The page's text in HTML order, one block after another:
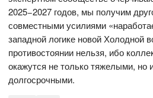
2025−2027 годов, мы получим
совместными усилиями
западной логике новой Холодной
противостоянии нельзя, ибо
окажутся не только тяжелыми, но
долгосрочными.